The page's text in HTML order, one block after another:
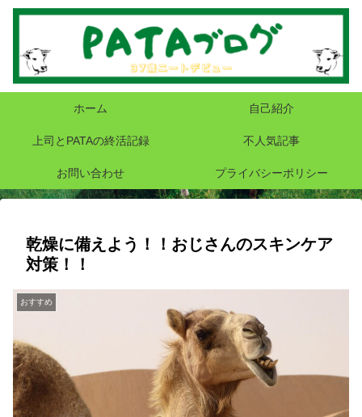
ホーム 自己紹介
上司とPATAの終活記録 不人気記事
お問い合わせ プライバシーポリシー
乾燥に備えよう！！おじさんのスキンケア
対策！！
おすすめ